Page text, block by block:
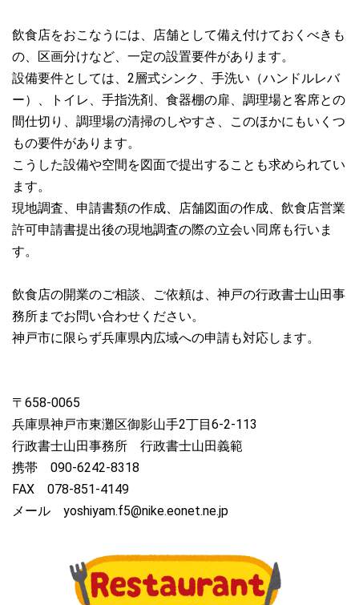
飲食店をおこなうには、店舗として備え付けておくべきも
の、区画分けなど、一定の設置要件があります。
設備要件としては、2層式シンク、手洗い（ハンドルレバ
ー）、トイレ、手指洗剤、食器棚の扉、調理場と客席との
間仕切り、調理場の清掃のしやすさ、このほかにもいくつ
もの要件があります。
こうした設備や空間を図面で提出することも求められてい
ます。
現地調査、申請書類の作成、店舗図面の作成、飲食店営業
許可申請書提出後の現地調査の際の立会い同席も行いま
す。
飲食店の開業のご相談、ご依頼は、神戸の行政書士山田事
務所までお問い合わせください。
神戸市に限らず兵庫県内広域への申請も対応します。
〒658-0065
兵庫県神戸市東灘区御影山手2丁目6-2‐113
行政書士山田事務所 行政書士山田義範
携帯 090-6242-8318
FAX 078-851-4149
メール yoshiyam.f5@nike.eonet.ne.jp